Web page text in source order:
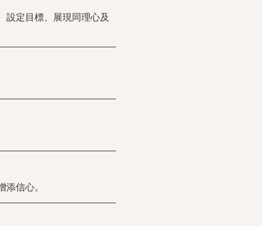
設定目標、展現同理心及
信心。